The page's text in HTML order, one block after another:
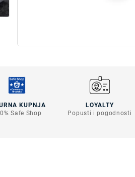
KUPNJA
Safe Shop
LOYALTY
Popusti i pogodnosti